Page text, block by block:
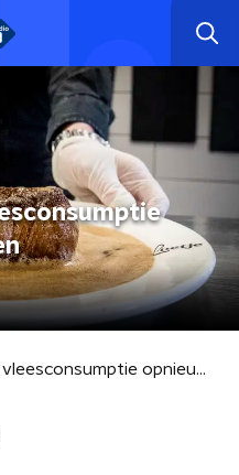
Nederlandse vleesconsumptie opnieuw gestegen